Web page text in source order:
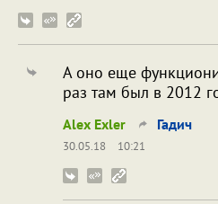
А оно еще
раз там был в 2012
Alex Exler Гадич
30.05.18
10:21